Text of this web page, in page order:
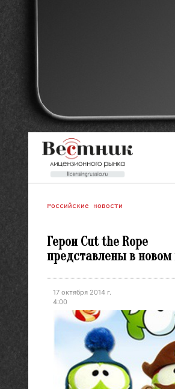
Российские новости
Герои Cut the Rope
представлены в
17 октября 2014 г.
4:00